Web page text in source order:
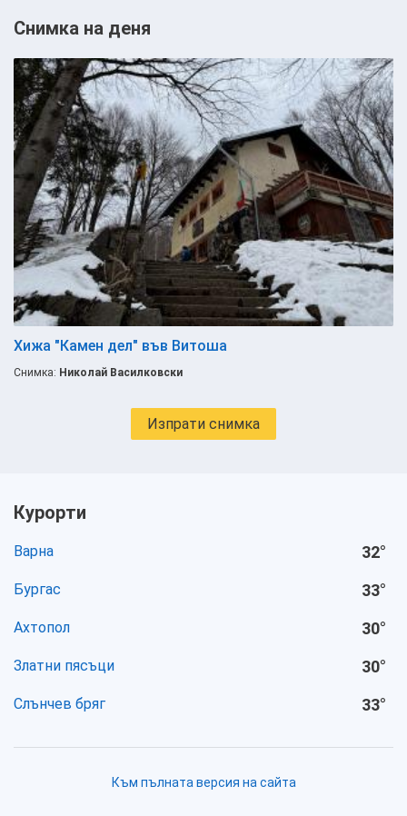
Снимка на деня
Хижа "Камен дел" във Витоша
Снимка: Николай Василковски
Изпрати снимка
Курорти
Варна 32°
Бургас 33°
Ахтопол 30°
Златни пясъци 30°
Слънчев бряг 33°
Към пълната версия на сайта